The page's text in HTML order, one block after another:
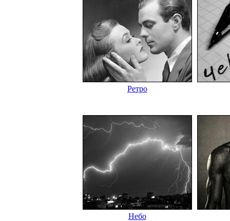
Ретро
Небо